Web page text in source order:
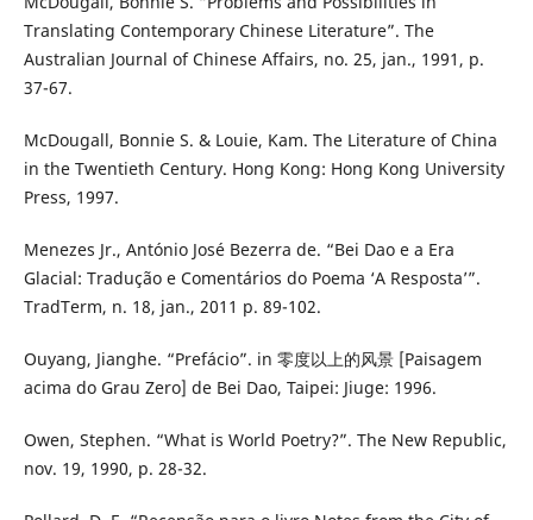
Translating Contemporary Chinese Literature”. The
Australian Journal of Chinese Affairs, no. 25, jan., 1991, p.
37-67.
McDougall, Bonnie S. & Louie, Kam. The Literature of China
in the Twentieth Century. Hong Kong: Hong Kong University
Press, 1997.
Menezes Jr., António José Bezerra de. “Bei Dao e a Era
Glacial: Tradução e Comentários do Poema ‘A Resposta’”.
TradTerm, n. 18, jan., 2011 p. 89-102.
Ouyang, Jianghe. “Prefácio”. in 零度以上的风景 [Paisagem
acima do Grau Zero] de Bei Dao, Taipei: Jiuge: 1996.
Owen, Stephen. “What is World Poetry?”. The New Republic,
nov. 19, 1990, p. 28-32.